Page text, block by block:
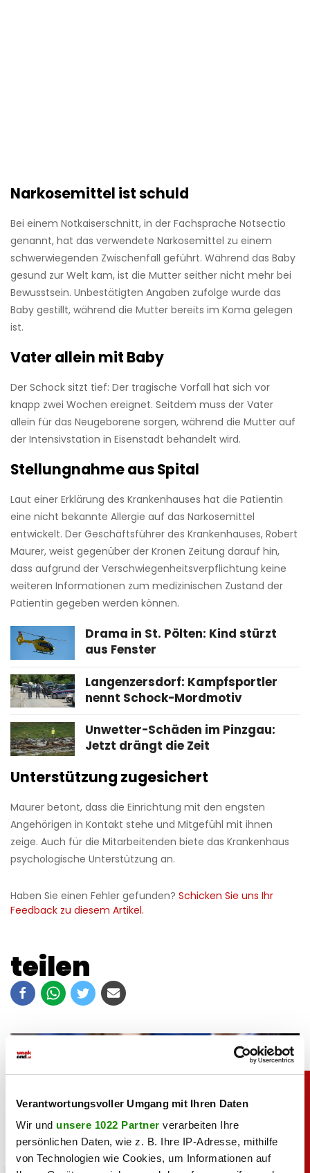
Verantwortungsvoller Umgang mit Ihren Daten
Wir und unsere 1022 Partner verarbeiten Ihre
persönlichen Daten, wie z. B. Ihre IP-Adresse, mithilfe
von Technologien wie Cookies, um Informationen auf
Narkosemittel ist schuld
Bei einem Notkaiserschnitt, in der Fachsprache Notsectio
genannt, hat das verwendete Narkosemittel zu einem
schwerwiegenden Zwischenfall geführt. Während das Baby
gesund zur Welt kam, ist die Mutter seither nicht mehr bei
Bewusstsein. Unbestätigten Angaben zufolge wurde das
Baby gestillt, während die Mutter bereits im Koma gelegen
ist.
Vater allein mit Baby
Der Schock sitzt tief: Der tragische Vorfall hat sich vor
knapp zwei Wochen ereignet. Seitdem muss der Vater
allein für das Neugeborene sorgen, während die Mutter auf
der Intensivstation in Eisenstadt behandelt wird.
Stellungnahme aus Spital
Laut einer Erklärung des Krankenhauses hat die Patientin
eine nicht bekannte Allergie auf das Narkosemittel
entwickelt. Der Geschäftsführer des Krankenhauses, Robert
Maurer, weist gegenüber der Kronen Zeitung darauf hin,
dass aufgrund der Verschwiegenheitsverpflichtung keine
weiteren Informationen zum medizinischen Zustand der
Patientin gegeben werden können.
Drama in St. Pölten: Kind stürzt
aus Fenster
Langenzersdorf: Kampfsportler
nennt Schock-Mordmotiv
Unwetter-Schäden im Pinzgau:
Jetzt drängt die Zeit
Unterstützung zugesichert
Maurer betont, dass die Einrichtung mit den engsten
Angehörigen in Kontakt stehe und Mitgefühl mit ihnen
zeige. Auch für die Mitarbeitenden biete das Krankenhaus
psychologische Unterstützung an.
Haben Sie einen Fehler gefunden? Schicken Sie uns Ihr
Feedback zu diesem Artikel.
teilen